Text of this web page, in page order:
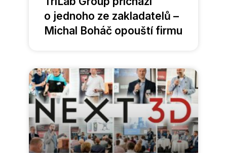
o jednoho ze zakladatelů –
Michal Boháč opouští firmu